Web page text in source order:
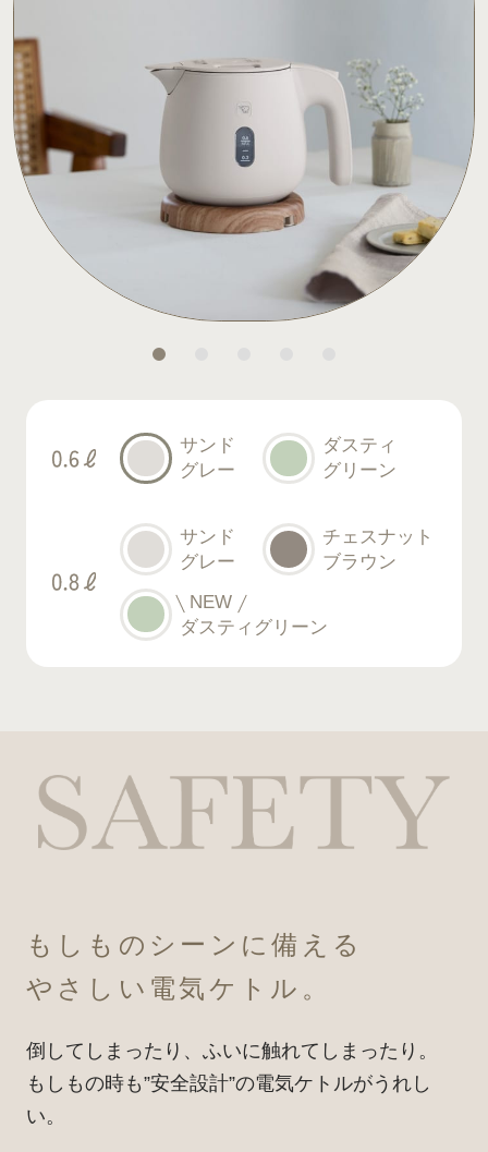
サンド
グレー
ダスティ
グリーン
サンド
グレー
チェスナット
ブラウン
NEW
ダスティ グリーン
もしものシーンに備える
やさしい電気ケトル。
倒してしまったり、ふいに触れてしまったり。
もしもの時も”安全設計”の電気ケトルがうれし
い。